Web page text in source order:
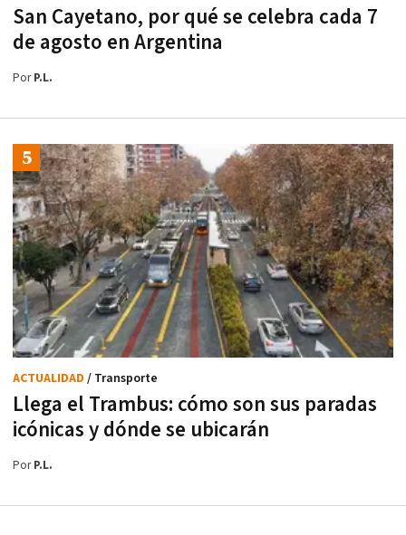
San Cayetano, por qué se celebra cada 7
de agosto en Argentina
PorP.L.
Llega el Trambus: cómo son sus paradas
icónicas y dónde se ubicarán
ACTUALIDAD / Transporte
PorP.L.